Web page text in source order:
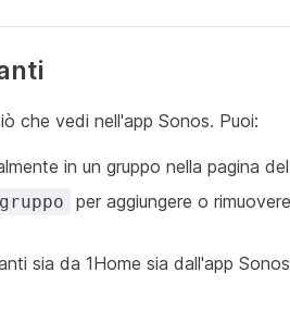
che vedi nell'app Sonos. Puoi:
in un gruppo nella pagina
per aggiungere o
sia da 1Home sia dall'app